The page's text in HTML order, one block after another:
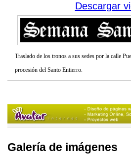
Descargar
Traslado de los tronos a sus sedes por la calle
procesión del Santo Entierro.
Galería de imágenes